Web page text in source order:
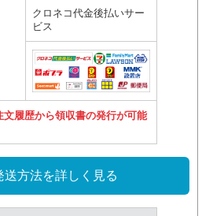
クロネコ代金後払いサー
ビス
履歴から領収書の発行が可能
送方法を詳しく見る